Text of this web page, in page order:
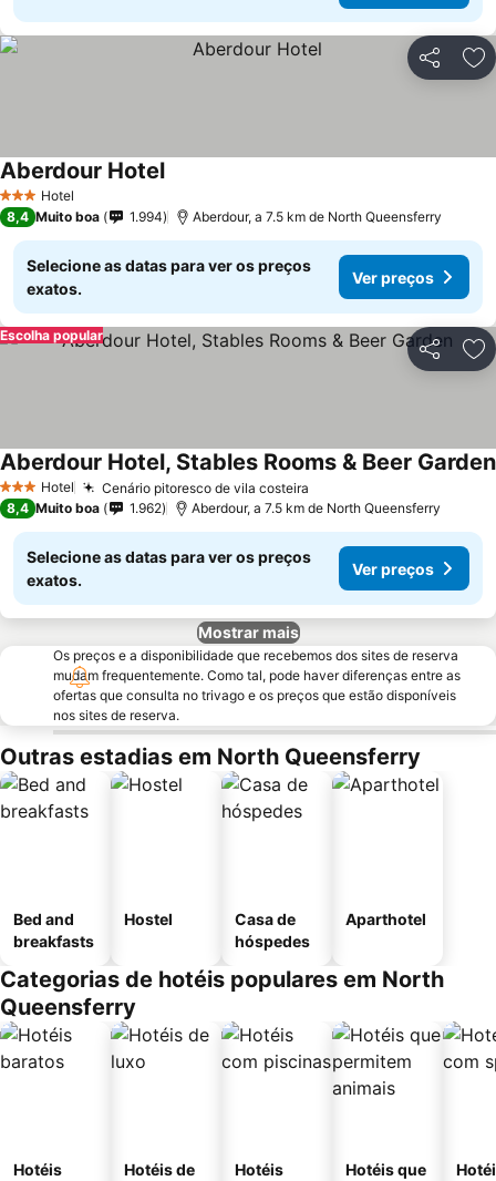
Partilhar
3 EstrelasHotel
Aberdour HotelVer preços
8,4 Muito boa 1.994 Aberdour, a 7.5 km de North Queensferry
Selecione as datas para ver os preços
exatos.
Ver preços
Partilhar
Escolha popular
3 EstrelasHotel Cenário pitoresco de vila costeira
Aberdour Hotel, Stables Rooms & Beer Garden
8,4 Muito boa 1.962 Aberdour, a 7.5 km de North Queensferry
Selecione as datas para ver os preços
exatos.
Ver preços
Mostrar mais
Os preços e a disponibilidade que recebemos dos sites de reserva
mudam frequentemente. Como tal, pode haver diferenças entre as
ofertas que consulta no trivago e os preços que estão disponíveis
nos sites de reserva.
Outras estadias em North Queensferry
Bed and
breakfasts
Hostel
Casa de
hóspedes
Aparthotel
Categorias de hotéis populares em North
Queensferry
Hotéis
Hotéis de
Hotéis
Hotéis que